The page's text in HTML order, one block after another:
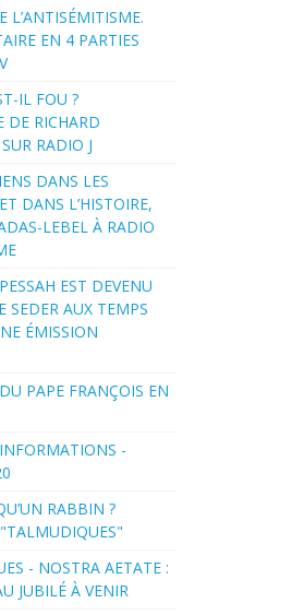
L’ANTISÉMITISME.
EN 4 PARTIES
IL FOU ?
DE RICHARD
RADIO J
DANS LES
DANS L’HISTOIRE,
LEBEL À RADIO
EST DEVENU
SEDER AUX TEMPS
ÉMISSION
PAPE FRANÇOIS EN
-
RABBIN ?
- NOSTRA AETATE :
JUBILÉ À VENIR